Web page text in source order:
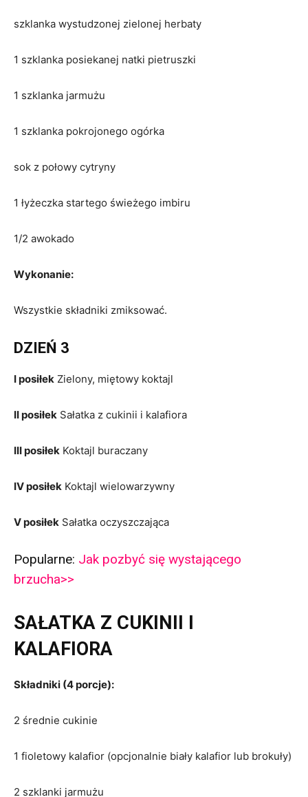
szklanka wystudzonej zielonej herbaty
1 szklanka posiekanej natki pietruszki
1 szklanka jarmużu
1 szklanka pokrojonego ogórka
sok z połowy cytryny
1 łyżeczka startego świeżego imbiru
1/2 awokado
Wykonanie:
Wszystkie składniki zmiksować.
DZIEŃ 3
I posiłek Zielony, miętowy koktajl
II posiłek Sałatka z cukinii i kalafiora
III posiłek Koktajl buraczany
IV posiłek Koktajl wielowarzywny
V posiłek Sałatka oczyszczająca
Popularne: Jak pozbyć się wystającego
brzucha>>
SAŁATKA Z CUKINII I
KALAFIORA
Składniki (4 porcje):
2 średnie cukinie
1 fioletowy kalafior (opcjonalnie biały kalafior lub brokuły)
2 szklanki jarmużu